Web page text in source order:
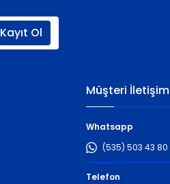
Kayıt Ol
Müşteri İletişim
Whatsapp
(535) 503 43 80
Telefon